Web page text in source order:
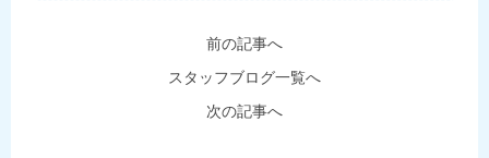
前の記事へ
スタッフブログ一覧へ
次の記事へ